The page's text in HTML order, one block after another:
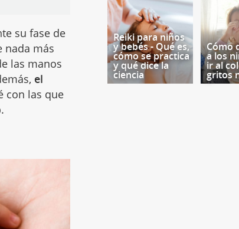
su fase de
nada más
las manos
el
con las que
Reiki para niños
y bebés - Qué es,
cómo se practica
y qué dice la
ciencia
Cómo
a los
ir al
gritos